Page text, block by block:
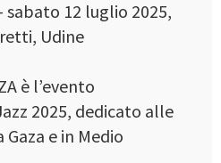
sabato 12 luglio 2025,
Udine
è l’evento
2025, dedicato alle
e in Medio